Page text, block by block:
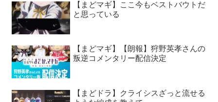
【まどマギ】ここ今もベストバウトだ
と思っている
【まどマギ】【朗報】狩野英孝さんの
叛逆コメンタリー配信決定
【まどドラ】クライシスざっと流せる